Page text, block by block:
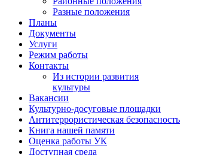
Разные положения
Планы
Документы
Услуги
Режим работы
Контакты
Из истории развития
культуры
Вакансии
Культурно-досуговые площадки
Антитеррористическая безопасность
Книга нашей памяти
Оценка работы УК
Доступная среда